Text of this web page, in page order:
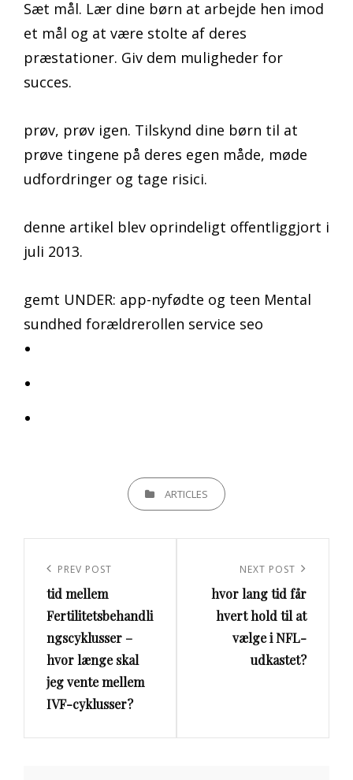
Sæt mål. Lær dine børn at arbejde hen imod
et mål og at være stolte af deres
præstationer. Giv dem muligheder for
succes.
prøv, prøv igen. Tilskynd dine børn til at
prøve tingene på deres egen måde, møde
udfordringer og tage risici.
denne artikel blev oprindeligt offentliggjort i
juli 2013.
gemt UNDER: app-nyfødte og teen Mental
sundhed forældrerollen service seo
CATEGORIESARTICLES
Previous
Post
PREV POST
tid mellem
Fertilitetsbehandli
ngscyklusser –
hvor længe skal
jeg vente mellem
IVF-cyklusser?
Post
NEXT POST
hvor lang tid får
hvert hold til at
vælge i NFL-
udkastet?